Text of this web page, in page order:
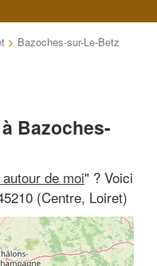
> Bazoches-sur-Le-Betz
Bazoches-
de moi" ? Voici
(Centre, Loiret)